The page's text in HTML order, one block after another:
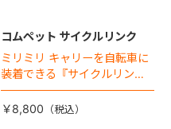
コムペット サイクルリンク
ミリミリ キャリーを自転車に
装着できる『サイクルリン
ク』が登場！
￥8,800